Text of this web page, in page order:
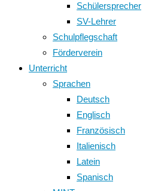
Schülersprecher
SV-Lehrer
Schulpflegschaft
Förderverein
Unterricht
Sprachen
Deutsch
Englisch
Französisch
Italienisch
Latein
Spanisch